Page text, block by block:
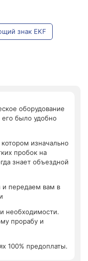
знак EKF
оборудование
было удобно
изначально
пробок на
знает объездной
передаем вам в
необходимости.
прорабу и
100% предоплаты.